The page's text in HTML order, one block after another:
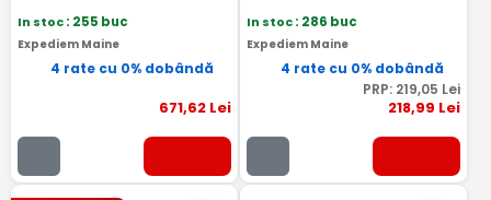
In stoc: 255 buc
Expediem Maine
4 rate cu 0% dobândă
671,62Lei
In stoc: 286 buc
Expediem Maine
4 rate cu 0% dobândă
PRP: 219,05 Lei
218,99 Lei